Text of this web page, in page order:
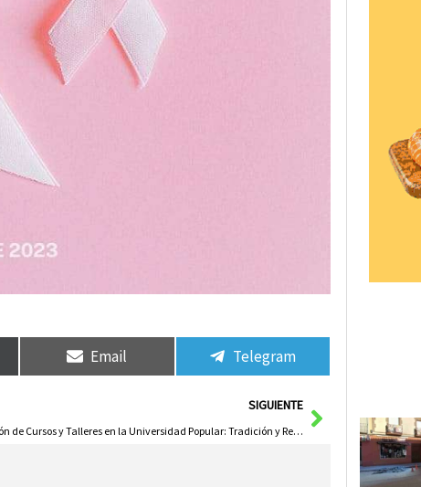
Email Telegram
SIGUIENTE
Nueva Edición de Cursos y Talleres en la Universidad Popular: Tradición y Renovación
Siguiente